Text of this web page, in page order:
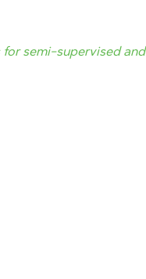
semi-supervised and